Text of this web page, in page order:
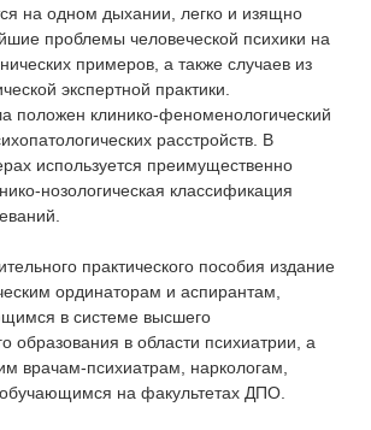
на одном дыхании, легко и изящно
проблемы человеческой психики на
примеров, а также случаев из
экспертной практики.
положен клинико-феноменологический
расстройств. В
используется преимущественно
нозологическая классификация
практического пособия издание
ординаторам и аспирантам,
в системе высшего
образования в области психиатрии, а
врачам-психиатрам, наркологам,
на факультетах ДПО.